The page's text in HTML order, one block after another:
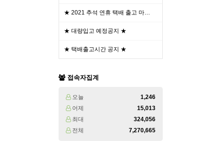
★ 2021 추석 연휴 택배 출고 마…
★ 대량입고 예정공지 ★
★ 택배출고시간 공지 ★
접속자집계
오늘
1,246
어제
15,013
최대
324,056
전체
7,270,665